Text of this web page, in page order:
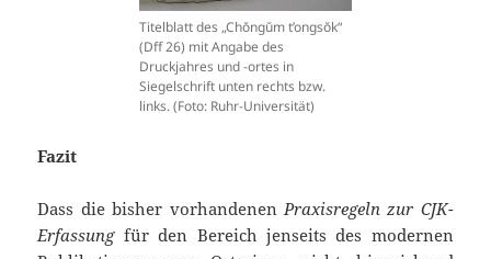
Titelblatt des „Chŏngŭm t’ongsŏk“
(Dff 26) mit Angabe des
Druckjahres und -ortes in
Siegelschrift unten rechts bzw.
links. (Foto: Ruhr-Universität)
Fazit
Dass die bisher vorhandenenPraxisregeln zur CJK-
Erfassungfür den Bereich jenseits des modernen